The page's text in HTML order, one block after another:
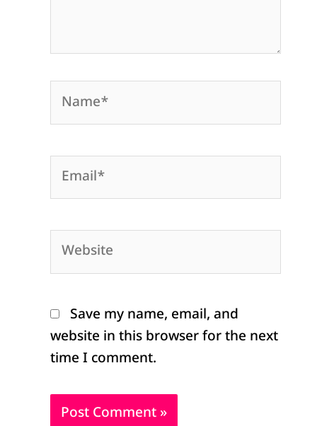
Email*
Website
Save my name, email, and
website in this browser for the next
time I comment.